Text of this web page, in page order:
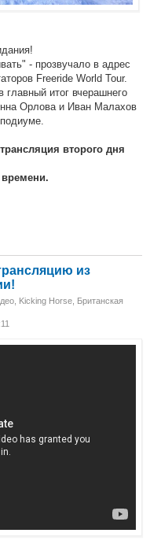
- прозвучало в адрес
Freeride World Tour.
итог вчерашнего
Орлова и Иван Малахов
второго дня
из
Kicking Horse, Британская